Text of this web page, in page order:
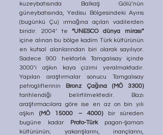
kuzeybatısında Balkaş Gölü’nün
güneybatısında, Yedisu Bölgesindeki Ayırıs
(bugünkü Çu) ırmağına açılan vadilerden
biridir. 2004’ te “UNESCO dünya mirası”
içine alınan bu bölge kadim Türk kültürünün
en kutsal alanlarından biri olarak sayılıyor.
Sadece 900 hektarlık Tamgalısay içinde
3000’i aşkın kaya çizimi yeralmaktadır.
Yapılan araştırmalar sonucu Tamgalısay
petrogliflerinin
Bronz Çağına (MÖ 3300)
tarihlendiği belirtilmektedir. Bazı
araştırmacılara göre ise en az on bin yılı
aşkın (MÖ 15000 – 4000) bir süreden
bugüne kadar
Proto-Türk pagan-şaman
kültürünün; yakarışlarını, inançlarını,